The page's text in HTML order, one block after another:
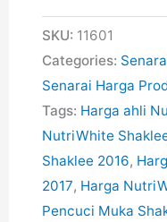
SKU: 11601
Categories:
Senarai Harga
Tags: Harga ahli
NutriWhite
Shaklee 2016,
2017, Harga
Pencuci Muka